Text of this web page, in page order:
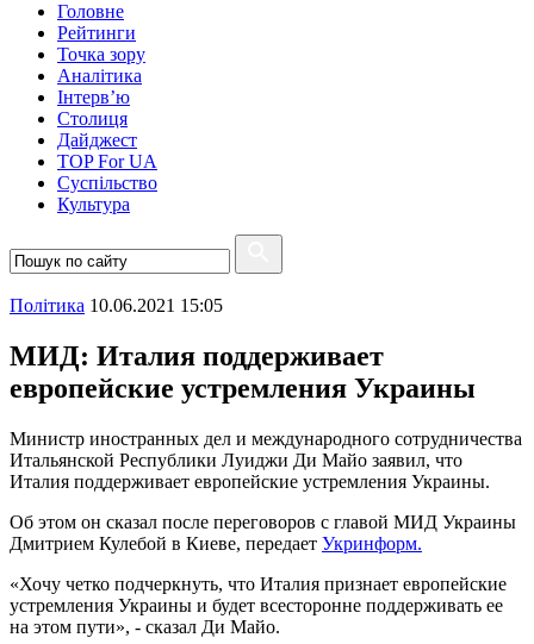
Головне
Рейтинги
Точка зору
Аналітика
Інтерв’ю
Столиця
Дайджест
TOP For UA
Суспiльство
Культура
Полiтика 10.06.2021 15:05
МИД: Италия поддерживает
европейские устремления Украины
Министр иностранных дел и международного сотрудничества
Итальянской Республики Луиджи Ди Майо заявил, что
Италия поддерживает европейские устремления Украины.
Об этом он сказал после переговоров с главой МИД Украины
Дмитрием Кулебой в Киеве, передает Укринформ.
«Хочу четко подчеркнуть, что Италия признает европейские
устремления Украины и будет всесторонне поддерживать ее
на этом пути», - сказал Ди Майо.